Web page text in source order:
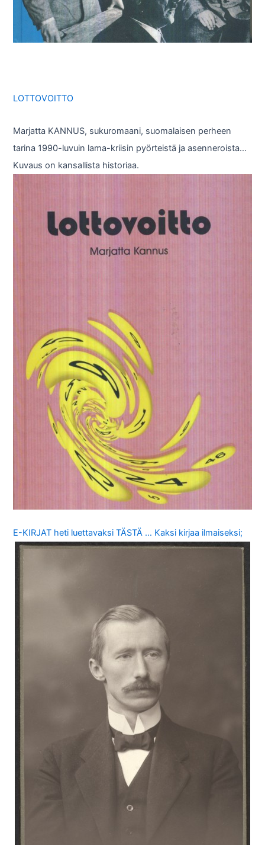
LOTTOVOITTO
Marjatta KANNUS, sukuromaani, suomalaisen perheen
tarina 1990-luvuin lama-kriisin pyörteistä ja asenneroista…
Kuvaus on kansallista historiaa.
E-KIRJAT heti luettavaksi TÄSTÄ … Kaksi kirjaa ilmaiseksi;